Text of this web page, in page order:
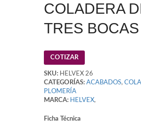
COLADERA
TRES BOCAS
COTIZAR
SKU: HELVEX 26
CATEGORÍAS: ACABADOS,
PLOMERÍA
MARCA: HELVEX,
Ficha Técnica